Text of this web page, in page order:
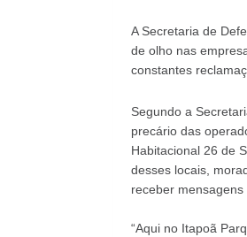
A Secretaria de
de olho nas
constantes
Segundo a
precário das
Habitacional 26 de
desses locais,
receber mensagens
“Aqui no Itapoã